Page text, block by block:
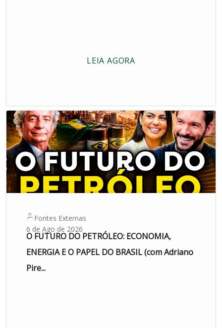
LEIA AGORA
Fontes Externas
6 de Ago de 2026
O FUTURO DO PETRÓLEO: ECONOMIA,
ENERGIA E O PAPEL DO BRASIL (com Adriano
Pire...